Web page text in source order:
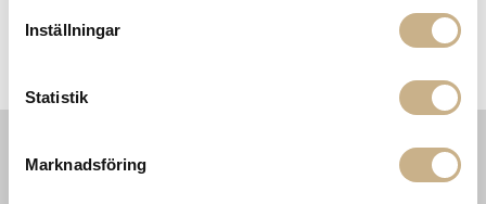
Inställningar
Statistik
Marknadsföring
Fåtölj - Brasilia Lounge Chair
INFORMATION